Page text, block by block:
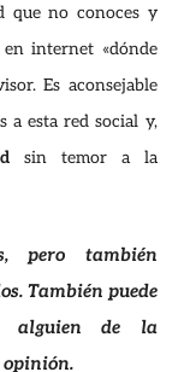
que no conoces y
internet «dónde
Es aconsejable
a esta red social y,
sin temor a la
pero también
También puede
alguien de la
opinión.